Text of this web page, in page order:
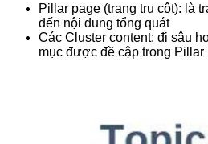
Pillar page (trang trụ cột): là
đến nội dung tổng quát
Các Cluster content: đi sâu
mục được đề cập trong Pillar